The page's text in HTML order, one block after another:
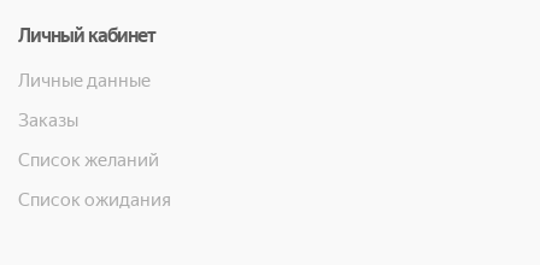
Личный кабинет
Личные данные
Заказы
Список желаний
Список ожидания